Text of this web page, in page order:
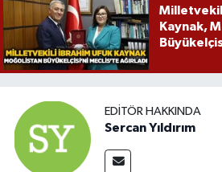
Kaynak,
EDITÖR HAKKINDA
Sercan Yıldırım